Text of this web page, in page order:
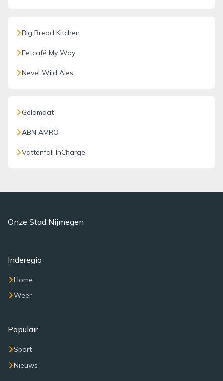
Big Bread Kitchen
Eetcafé My Way
Nevel Wild Ales
Geldmaat
ABN AMRO
Vattenfall InCharge
Onze Stad Nijmegen
Inderegio
Home
Weer
Populair
Sport
Nieuws